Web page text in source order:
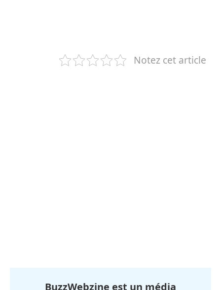
Notez cet article
BuzzWebzine est un média